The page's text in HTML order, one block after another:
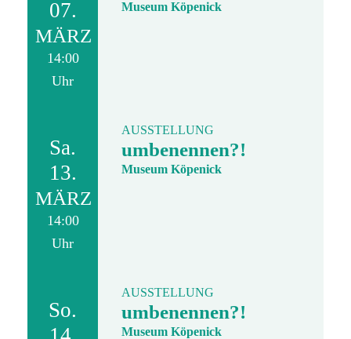
07.
MÄRZ
14:00
Uhr
Museum Köpenick
Sa.
13.
MÄRZ
14:00
Uhr
AUSSTELLUNG
umbenennen?!
Museum Köpenick
So.
AUSSTELLUNG
umbenennen?!
Museum Köpenick